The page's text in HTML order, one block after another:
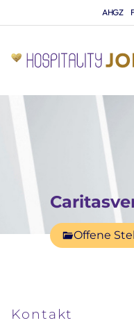
AHGZ
Offene
Kontakt